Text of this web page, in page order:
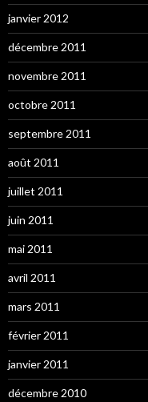
janvier 2012
décembre 2011
novembre 2011
octobre 2011
septembre 2011
août 2011
juillet 2011
juin 2011
mai 2011
avril 2011
mars 2011
février 2011
janvier 2011
décembre 2010